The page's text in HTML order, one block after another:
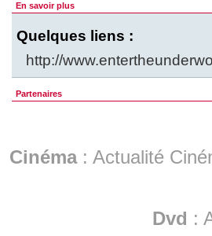
En savoir plus
Quelques liens :
http://
Partenaires
Cinéma: Actualité
Dvd :